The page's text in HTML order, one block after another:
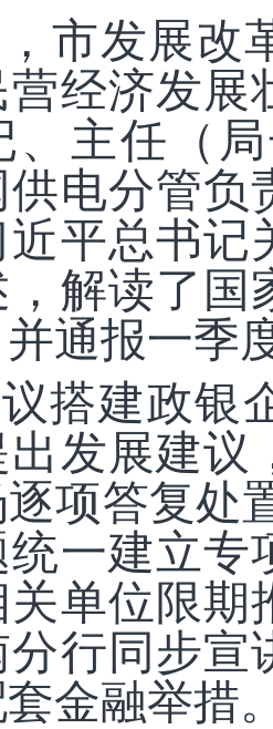
市发展改
营经济发
、主任（
电分管负
近平总书记
解读了国
通报一季
搭建政银
发展建议
项答复处
一建立专
关单位限
分行同步
金融举措